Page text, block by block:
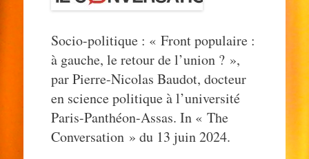
Socio-politique : « Front populaire :
à gauche, le retour de l’union ? »,
par Pierre-Nicolas Baudot, docteur
en science politique à l’université
Paris-Panthéon-Assas. In « The
Conversation » du 13 juin 2024.